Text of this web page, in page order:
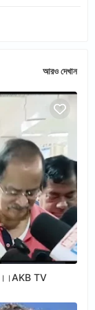
আরও দেখান
TV